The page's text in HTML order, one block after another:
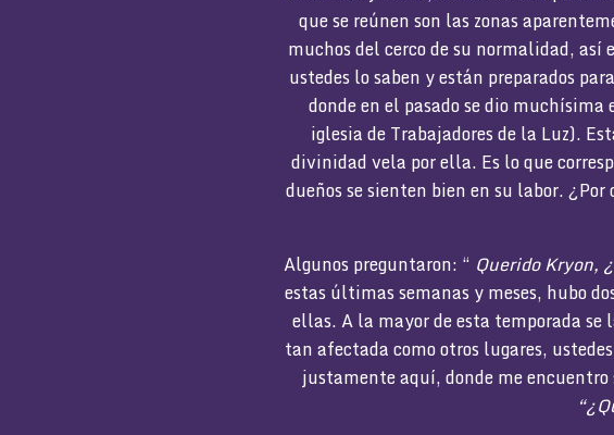
que se reúnen son las zonas
muchos del cerco de su normalidad, así
ustedes lo saben y están preparados
donde en el pasado se dio
iglesia de Trabajadores de la Luz).
divinidad vela por ella. Es lo que
dueños se sienten bien en su labor.
Algunos preguntaron: “ Querido Kryon,
estas últimas semanas y meses, hubo
ellas. A la mayor de esta temporada
tan afectada como otros lugares,
justamente aquí, donde me